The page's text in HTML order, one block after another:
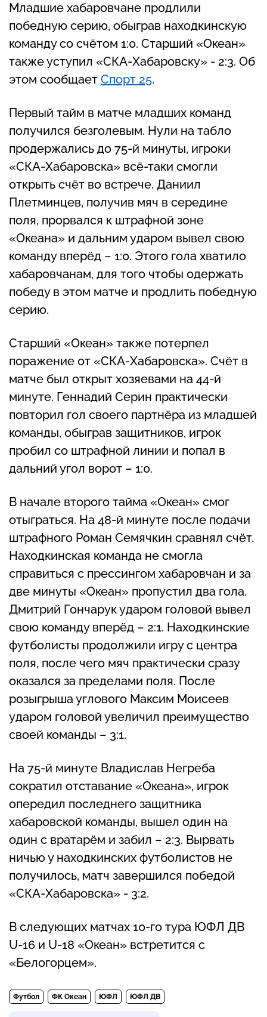
Младшие хабаровчане продлили
победную серию, обыграв находкинскую
команду со счётом 1:0. Старший «Океан»
также уступил «СКА-Хабаровску» - 2:3. Об
этом сообщает Спорт 25.
Первый тайм в матче младших команд
получился безголевым. Нули на табло
продержались до 75-й минуты, игроки
«СКА-Хабаровска» всё-таки смогли
открыть счёт во встрече. Даниил
Плетминцев, получив мяч в середине
поля, прорвался к штрафной зоне
«Океана» и дальним ударом вывел свою
команду вперёд – 1:0. Этого гола хватило
хабаровчанам, для того чтобы одержать
победу в этом матче и продлить победную
серию.
Старший «Океан» также потерпел
поражение от «СКА-Хабаровска». Счёт в
матче был открыт хозяевами на 44-й
минуте. Геннадий Серин практически
повторил гол своего партнёра из младшей
команды, обыграв защитников, игрок
пробил со штрафной линии и попал в
дальний угол ворот – 1:0.
В начале второго тайма «Океан» смог
отыграться. На 48-й минуте после подачи
штрафного Роман Семячкин сравнял счёт.
Находкинская команда не смогла
справиться с прессингом хабаровчан и за
две минуты «Океан» пропустил два гола.
Дмитрий Гончарук ударом головой вывел
свою команду вперёд – 2:1. Находкинские
футболисты продолжили игру с центра
поля, после чего мяч практически сразу
оказался за пределами поля. После
розыгрыша углового Максим Моисеев
ударом головой увеличил преимущество
своей команды – 3:1.
На 75-й минуте Владислав Негреба
сократил отставание «Океана», игрок
опередил последнего защитника
хабаровской команды, вышел один на
один с вратарём и забил – 2:3. Вырвать
ничью у находкинских футболистов не
получилось, матч завершился победой
«СКА-Хабаровска» - 3:2.
В следующих матчах 10-го тура ЮФЛ ДВ
U-16 и U-18 «Океан» встретится с
«Белогорцем».
Футбол ФК Океан ЮФЛ ЮФЛ ДВ